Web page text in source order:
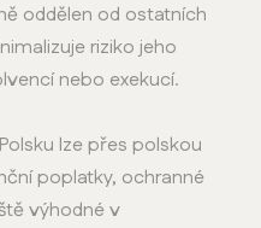
oddělen od ostatních
riziko jeho
nebo exekucí.
lze přes polskou
poplatky, ochranné
výhodné v